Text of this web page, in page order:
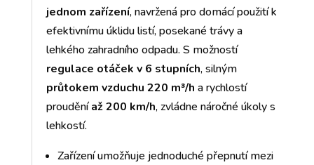
jednom zařízení, navržená pro domácí použití k
efektivnímu úklidu listí, posekané trávy a
lehkého zahradního odpadu. S možností
regulace otáček v 6 stupních, silným
průtokem vzduchu 220 m³/h a rychlostí
prouděníaž 200 km/h, zvládne náročné úkoly s
lehkostí.
Zařízení umožňuje jednoduché přepnutí mezi